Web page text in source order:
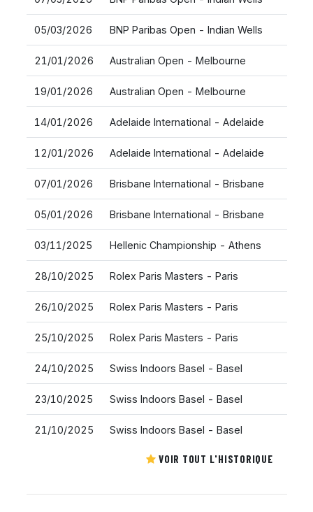
05/03/2026 BNP Paribas Open - Indian Wells
21/01/2026 Australian Open - Melbourne
19/01/2026 Australian Open - Melbourne
14/01/2026 Adelaide International - Adelaide
12/01/2026 Adelaide International - Adelaide
07/01/2026 Brisbane International - Brisbane
05/01/2026 Brisbane International - Brisbane
03/11/2025 Hellenic Championship - Athens
28/10/2025 Rolex Paris Masters - Paris
26/10/2025 Rolex Paris Masters - Paris
25/10/2025 Rolex Paris Masters - Paris
24/10/2025 Swiss Indoors Basel - Basel
23/10/2025 Swiss Indoors Basel - Basel
21/10/2025 Swiss Indoors Basel - Basel
VOIR TOUT L'HISTORIQUE